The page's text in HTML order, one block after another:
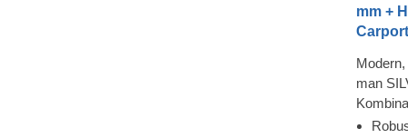
mm +
man
bietet